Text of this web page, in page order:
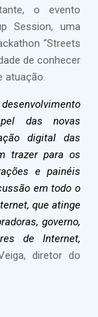
o evento
Session, uma
“Streets
de conhecer
atuação.
das novas
digital das
trazer para os
e painéis
em todo o
que atinge
governo,
de Internet,
diretor do